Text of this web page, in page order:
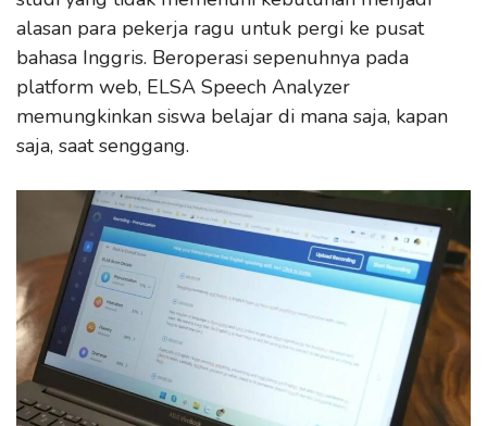
alasan para pekerja ragu untuk pergi ke pusat
bahasa Inggris. Beroperasi sepenuhnya pada
platform web, ELSA Speech Analyzer
memungkinkan siswa belajar di mana saja, kapan
saja, saat senggang.